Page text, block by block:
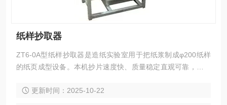
纸样抄取器
ZT6-0A型纸样抄取器是造纸实验室用于把纸浆制成φ200纸样
的纸页成型设备。本机抄片速度快、质量稳定直观可靠，具有
力气泡匀浆和手动匀浆两用，大口径电动阀自动放水，可外接
更新时间：2025-10-22